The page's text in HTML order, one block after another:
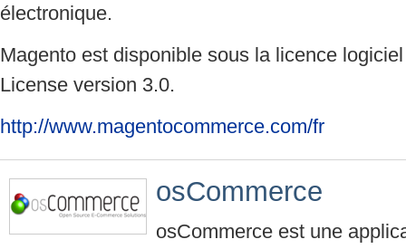
électronique.
Magento est disponible sous la licence
License version 3.0.
http://www.magentocommerce.com/fr
osCommerce
osCommerce est une